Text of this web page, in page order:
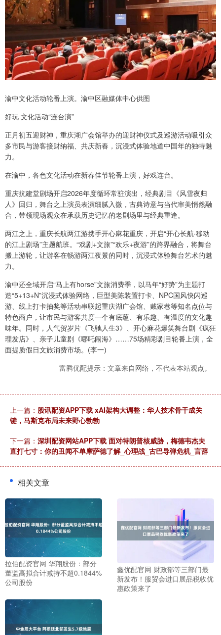
渝中文化活动轮番上演。渝中区融媒体中心供图
好玩 文化活动“连台演”
正月初五迎财神，重庆湖广会馆举办的迎财神仪式及巡游活动吸引众
多市民与游客接财纳福、共庆新春，沉浸式体验地道中国年的独特魅
力。
在渝中，各色文化活动在新春佳节轮番上演，好戏连台。
重庆抗建堂剧场开启2026年度循环常驻演出，经典剧目《风雪夜归
人》回归，舞台之上演员表演细腻入微，古典诗意与当代审美悄然融
合，带领现场观众在承载历史记忆的老剧场里与经典重逢。
两江之上，重庆长航两江游携手开心麻花重庆，开启“开心长航·移动
的江上剧场”主题航班。“戏剧+文旅”“欢乐+夜游”的跨界融合，将舞台
搬上游轮，让游客在畅游两江夜景的同时，沉浸式体验舞台艺术的魅
力。
渝中还全域开启“马上有horse”文旅消费季，以马年“好势”为主题打
造“5+13+N”沉浸式体验网络，巨型美陈装置打卡、NPC国风快闪巡
游、线上打卡抽奖等活动串联起重庆湖广会馆、戴家巷等知名点位与
特色商户，让市民与游客共度一个有底蕴、有乐趣、有温度的文化趣
味年。同时，人气贺岁片《飞驰人生3》、开心麻花爆笑舞台剧《疯狂
理发店》、亲子儿童剧《哪吒闹海》……75场精彩剧目轮番上演，全
面提质假日文旅消费市场。(李一)
富腾优配提示：文章来自网络，不代表本站观点。
上一篇： 股讯配资APP下载 xAI架构大调整：华人技术骨干成关
键，马斯克布局未来野心勃勃
下一篇： 深圳配资网站APP下载 面对特朗普核威胁，梅德韦杰夫
直打七寸：你的丑闻不单摩萨德了解_心理战_古巴导弹危机_言辞
相关文章
拉伯配资官网 华翔股份：部分
董监高拟合计减持不超0.1844%
公司股份
鑫优配官网 财政部等三部门最
新发布！服贸会进口展品税收优
惠政策来了